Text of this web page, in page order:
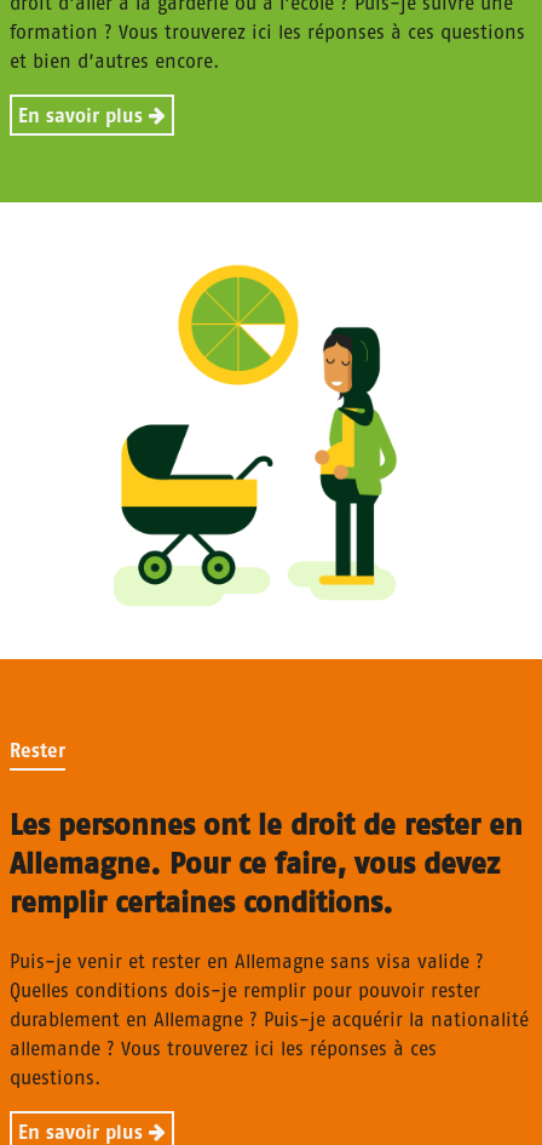
formation ? Vous trouverez ici les réponses à ces questions
et bien d’autres encore.
En savoir plus
Rester
Les personnes ont le droit de rester en
Allemagne. Pour ce faire, vous devez
remplir certaines conditions.
Puis-je venir et rester en Allemagne sans visa valide ?
Quelles conditions dois-je remplir pour pouvoir rester
durablement en Allemagne ? Puis-je acquérir la nationalité
allemande ? Vous trouverez ici les réponses à ces
questions.
En savoir plus